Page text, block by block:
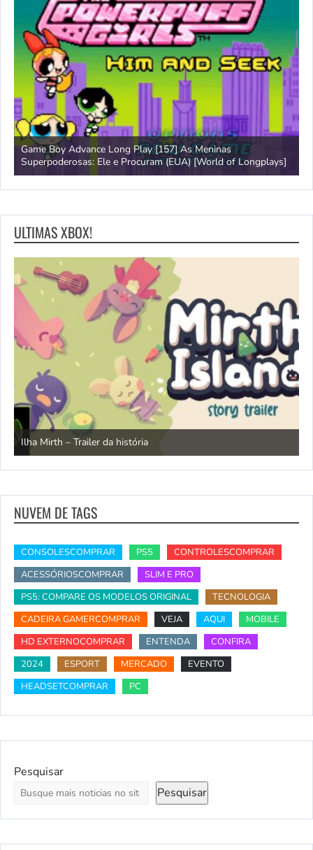
Game Boy Advance Long Play [157] As Meninas
Superpoderosas: Ele e Procuram (EUA) [World of Longplays]
ULTIMAS XBOX!
Ilha Mirth – Trailer da história
NUVEM DE TAGS
CONSOLESCOMPRAR PS5
CONTROLESCOMPRAR
ACESSÓRIOSCOMPRAR
SLIM E PRO
PS5: COMPARE OS MODELOS ORIGINAL
TECNOLOGIA
CADEIRA GAMERCOMPRAR
VEJA AQUI
MOBILE
HD EXTERNOCOMPRAR
ENTENDA
CONFIRA
2024
ESPORT MERCADO
EVENTO
HEADSETCOMPRAR
PC
Pesquisar
Pesquisar